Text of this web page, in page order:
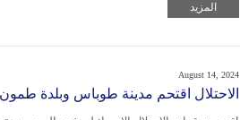
المزيد
August 14, 2024
الاحتلال اقتحم مدينة طوباس وبلدة طمون